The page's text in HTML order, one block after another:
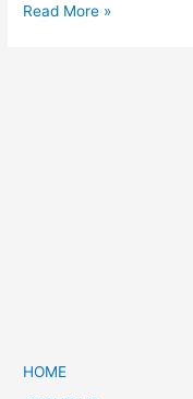
Read More »
HOME